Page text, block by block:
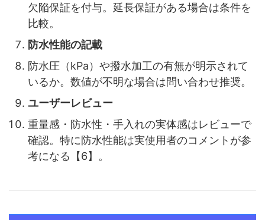
欠陥保証を付与。延長保証がある場合は条件を
比較。
防水性能の記載
防水圧（kPa）や撥水加工の有無が明示されて
いるか。数値が不明な場合は問い合わせ推奨。
ユーザーレビュー
重量感・防水性・手入れの実体感はレビューで
確認。特に防水性能は実使用者のコメントが参
考になる【6】。